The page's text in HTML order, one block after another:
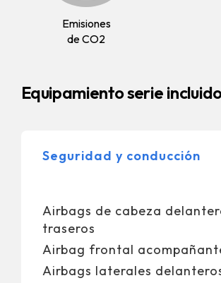
Emisiones
de CO2
Equipamiento serie
Seguridad y conducción
Airbags de cabeza
traseros
Airbag frontal
Airbags laterales